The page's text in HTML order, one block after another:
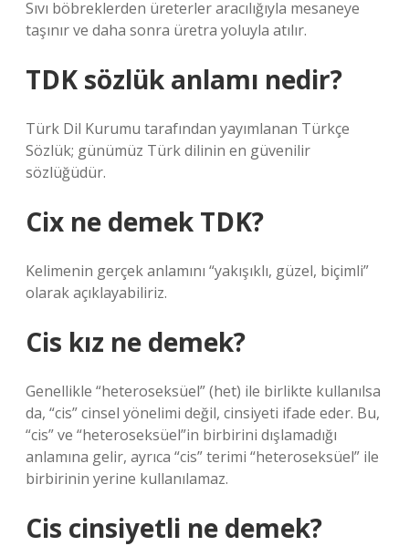
Sıvı böbreklerden üreterler aracılığıyla mesaneye
taşınır ve daha sonra üretra yoluyla atılır.
TDK sözlük anlamı nedir?
Türk Dil Kurumu tarafından yayımlanan Türkçe
Sözlük; günümüz Türk dilinin en güvenilir
sözlüğüdür.
Cix ne demek TDK?
Kelimenin gerçek anlamını “yakışıklı, güzel, biçimli”
olarak açıklayabiliriz.
Cis kız ne demek?
Genellikle “heteroseksüel” (het) ile birlikte kullanılsa
da, “cis” cinsel yönelimi değil, cinsiyeti ifade eder. Bu,
“cis” ve “heteroseksüel”in birbirini dışlamadığı
anlamına gelir, ayrıca “cis” terimi “heteroseksüel” ile
birbirinin yerine kullanılamaz.
Cis cinsiyetli ne demek?